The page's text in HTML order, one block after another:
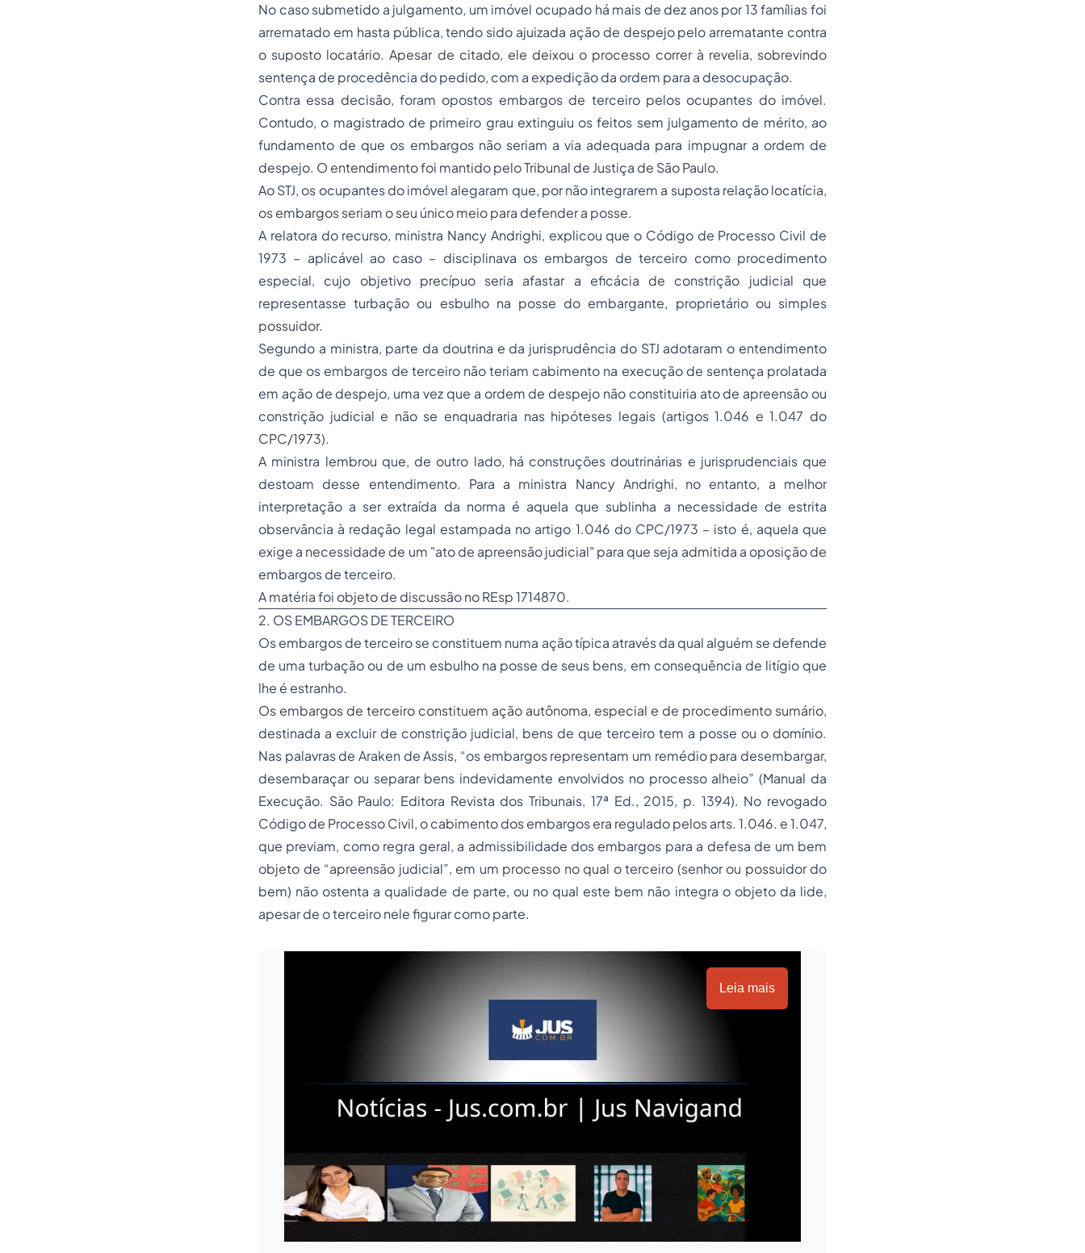
No caso submetido a julgamento, um imóvel ocupado há mais de dez anos por 13 famílias foi
arrematado em hasta pública, tendo sido ajuizada ação de despejo pelo arrematante contra
o suposto locatário. Apesar de citado, ele deixou o processo correr à revelia, sobrevindo
sentença de procedência do pedido, com a expedição da ordem para a desocupação.
Contra essa decisão, foram opostos embargos de terceiro pelos ocupantes do imóvel.
Contudo, o magistrado de primeiro grau extinguiu os feitos sem julgamento de mérito, ao
fundamento de que os embargos não seriam a via adequada para impugnar a ordem de
despejo. O entendimento foi mantido pelo Tribunal de Justiça de São Paulo.
Ao STJ, os ocupantes do imóvel alegaram que, por não integrarem a suposta relação locatícia,
os embargos seriam o seu único meio para defender a posse.
A relatora do recurso, ministra Nancy Andrighi, explicou que o Código de Processo Civil de
1973 – aplicável ao caso – disciplinava os embargos de terceiro como procedimento
especial, cujo objetivo precípuo seria afastar a eficácia de constrição judicial que
representasse turbação ou esbulho na posse do embargante, proprietário ou simples
possuidor.
Segundo a ministra, parte da doutrina e da jurisprudência do STJ adotaram o entendimento
de que os embargos de terceiro não teriam cabimento na execução de sentença prolatada
em ação de despejo, uma vez que a ordem de despejo não constituiria ato de apreensão ou
constrição judicial e não se enquadraria nas hipóteses legais (artigos 1.046 e 1.047 do
CPC/1973).
A ministra lembrou que, de outro lado, há construções doutrinárias e jurisprudenciais que
destoam desse entendimento. Para a ministra Nancy Andrighi, no entanto, a melhor
interpretação a ser extraída da norma é aquela que sublinha a necessidade de estrita
observância à redação legal estampada no artigo 1.046 do CPC/1973 – isto é, aquela que
exige a necessidade de um "ato de apreensão judicial" para que seja admitida a oposição de
embargos de terceiro.
A matéria foi objeto de discussão noREsp 1714870.
2. OS EMBARGOS DE TERCEIRO
Os embargos de terceiro se constituem numa ação típica através da qual alguém se defende
de uma turbação ou de um esbulho na posse de seus bens, em consequência de litígio que
lhe é estranho.
Os embargos de terceiro constituem ação autônoma, especial e de procedimento sumário,
destinada a excluir de constrição judicial, bens de que terceiro tem a posse ou o domínio.
Nas palavras de Araken de Assis, “os embargos representam um remédio para desembargar,
desembaraçar ou separar bens indevidamente envolvidos no processo alheio” (Manual da
Execução. São Paulo: Editora Revista dos Tribunais, 17ª Ed., 2015, p. 1394). No revogado
Código de Processo Civil, o cabimento dos embargos era regulado pelos arts. 1.046. e 1.047,
que previam, como regra geral, a admissibilidade dos embargos para a defesa de um bem
objeto de “apreensão judicial”, em um processo no qual o terceiro (senhor ou possuidor do
bem) não ostenta a qualidade de parte, ou no qual este bem não integra o objeto da lide,
apesar de o terceiro nele figurar como parte.
Leia mais